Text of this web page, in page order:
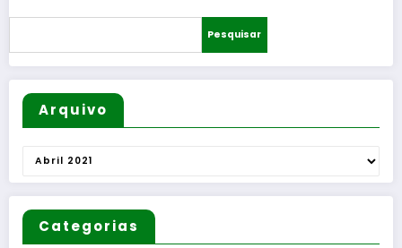
Pesquisar
Arquivo
Arquivo
Categorias